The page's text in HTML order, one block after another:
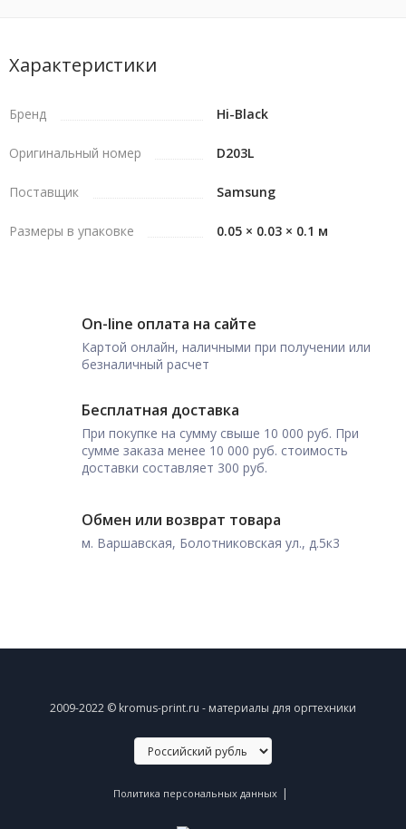
Характеристики
Бренд Hi-Black
Оригинальный номер D203L
Поставщик Samsung
Размеры в упаковке 0.05 × 0.03 × 0.1 м
On-line оплата на сайте
Картой онлайн, наличными при получении или
безналичный расчет
Бесплатная доставка
При покупке на сумму свыше 10 000 руб. При
сумме заказа менее 10 000 руб. стоимость
доставки составляет 300 руб.
Обмен или возврат товара
м. Варшавская, Болотниковская ул., д.5к3
2009-2022 © kromus-print.ru - материалы для оргтехники
Политика персональных данных |